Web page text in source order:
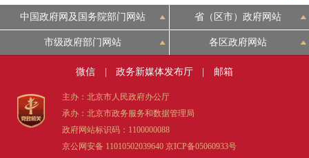
中国政府网及国务院部门网站 省（区市）政府网站
市级政府部门网站 各区政府网站
微信 政务新媒体发布厅 邮箱
主办：北京市人民政府办公厅
承办：北京市政务服务和数据管理局
政府网站标识码：1100000088
京公网安备 11010502039640 京ICP备05060933号